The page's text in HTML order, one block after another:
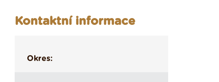
Kontaktní informace
Okres: